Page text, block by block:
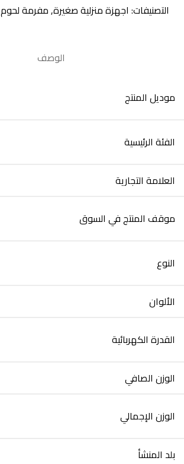
التصنيفات: اجهزة منزلية صغيرة,مفرمة لحوم
الوصف
موديل المنتج
الفئة الرئيسية
العلامة التجارية
موقف المنتج في السوق
النوع
الألوان
القدرة الكهربائية
الوزن الصافي
الوزن الإجمالي
بلد المنشأ